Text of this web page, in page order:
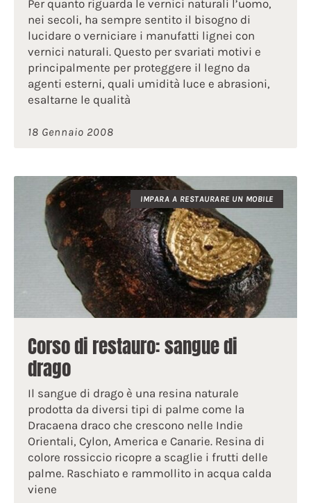
Per quanto riguarda le vernici naturali l’uomo,
nei secoli, ha sempre sentito il bisogno di
lucidare o verniciare i manufatti lignei con
vernici naturali. Questo per svariati motivi e
principalmente per proteggere il legno da
agenti esterni, quali umidità luce e abrasioni,
esaltarne le qualità
18 Gennaio 2008
IMPARA A RESTAURARE UN MOBILE
Corso di restauro: sangue di
drago
Il sangue di drago è una resina naturale
prodotta da diversi tipi di palme come la
Dracaena draco che crescono nelle Indie
Orientali, Cylon, America e Canarie. Resina di
colore rossiccio ricopre a scaglie i frutti delle
palme. Raschiato e rammollito in acqua calda
viene